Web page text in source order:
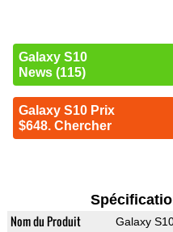
Galaxy S10
News (115)
Galaxy S10 Prix
$648. Chercher
Nom du Produit Galaxy